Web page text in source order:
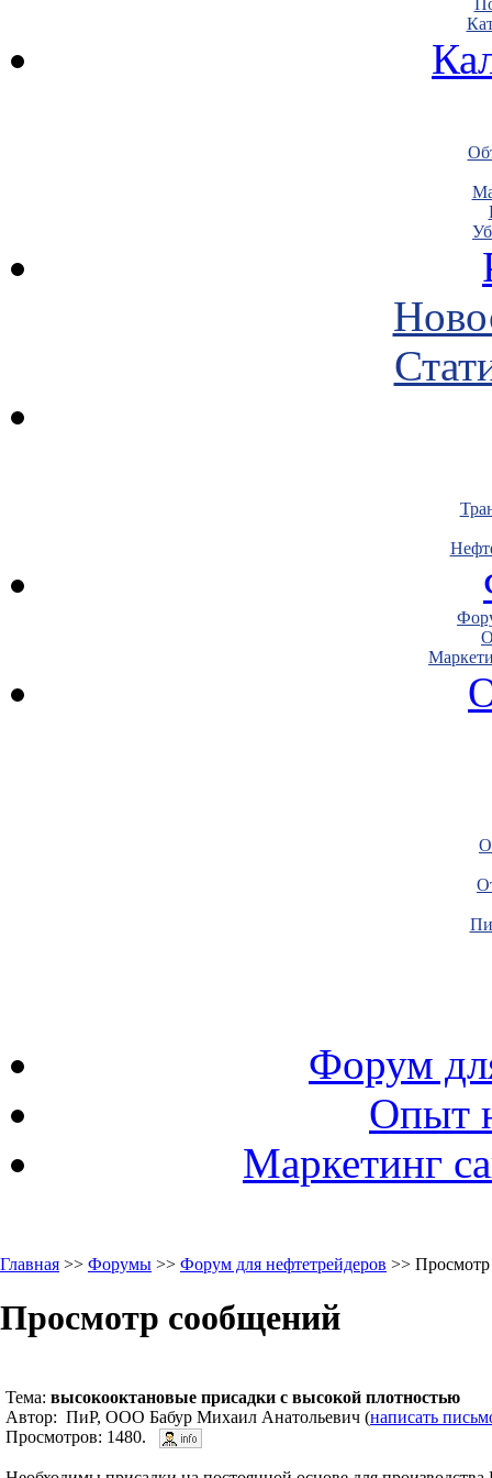
Форум
Опыт
Маркетинг
Главная >> Форумы >> Форум для нефтетрейдеров >>
Просмотр сообщений
Тема: высокооктановые присадки с высокой плотностью
Автор: ПиР, ООО Бабур Михаил Анатольевич (написать
Просмотров: 1480.